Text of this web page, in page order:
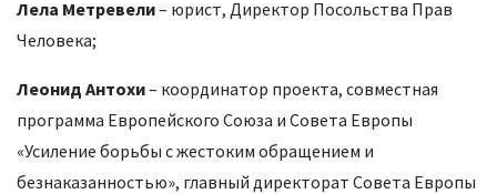
Лела Метревели– юрист, Директор Посольства Прав
Человека;
Леонид Антохи– координатор проекта, совместная
программа Европейского Союза и Совета Европы
«Усиление борьбы с жестоким обращением и
безнаказанностью», главный директорат Совета Европы